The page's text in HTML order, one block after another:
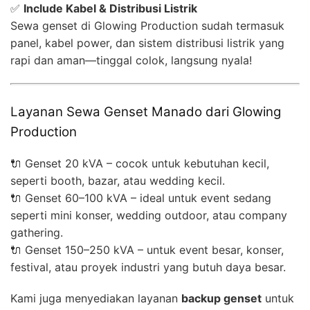
✅ Include Kabel & Distribusi Listrik
Sewa genset di Glowing Production sudah termasuk
panel, kabel power, dan sistem distribusi listrik yang
rapi dan aman—tinggal colok, langsung nyala!
Layanan Sewa Genset Manado dari Glowing
Production
🔌 Genset 20 kVA – cocok untuk kebutuhan kecil,
seperti booth, bazar, atau wedding kecil.
🔌 Genset 60–100 kVA – ideal untuk event sedang
seperti mini konser, wedding outdoor, atau company
gathering.
🔌 Genset 150–250 kVA – untuk event besar, konser,
festival, atau proyek industri yang butuh daya besar.
Kami juga menyediakan layanan backup genset untuk